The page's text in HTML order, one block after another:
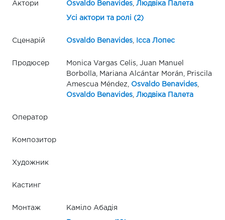
Актори Osvaldo Benavides, Людвіка Палета
Усі актори та ролі (2)
Сценарій Osvaldo Benavides, Ісса Лопес
Продюсер
Monica Vargas Celis, Juan Manuel
Borbolla, Mariana Alcántar Morán, Priscila
Amescua Méndez,
Osvaldo Benavides,
Osvaldo Benavides, Людвіка Палета
Оператор
Композитор
Художник
Кастинг
Монтаж Каміло Абадія